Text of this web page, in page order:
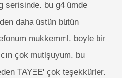
serisinde. bu g4 ümde
daha üstün bütün
mukkemml. boyle bir
çok mutlşuyum. bu
TAYEE' çok teşekkürler.